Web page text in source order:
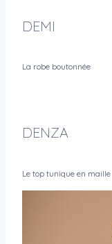
DEMI
La robe boutonnée
DENZA
Le top tunique en maille